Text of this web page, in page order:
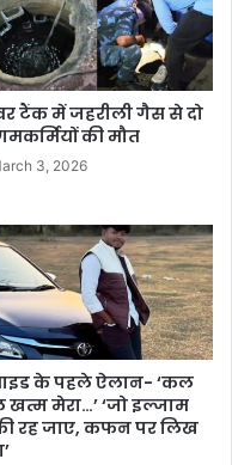
टैंक में जहरीली गैस से दो
की मौत
3, 2026
के पहले ऐलान- ‘कल
मेरा…’ ‘जो इल्जाम
रह जाए, कफन पर लिख